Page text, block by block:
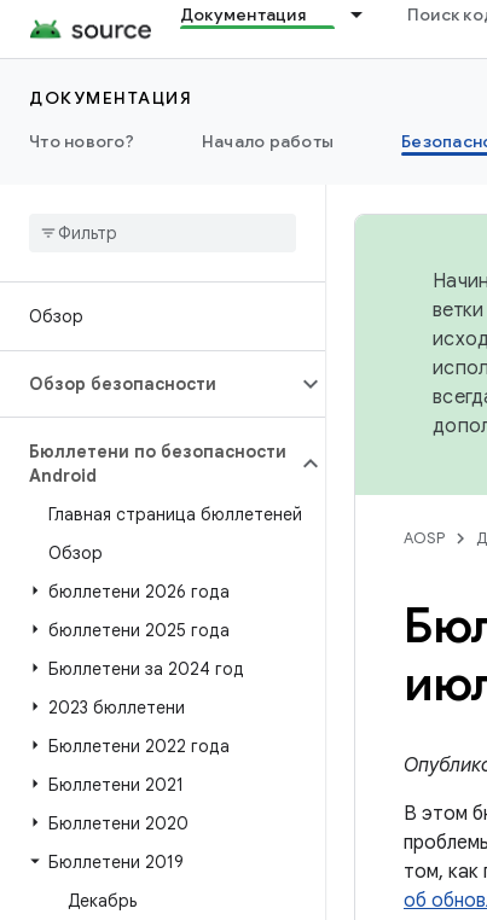
Документация Поиск
ДОКУМЕНТАЦИЯ
Что нового?
Начало работы
Обзор
Обзор безопасности
Бюллетени по безопасности
Android
Главная страница бюллетеней
Обзор
бюллетени 2026 года
бюллетени 2025 года
Бюллетени за 2024 год
2023 бюллетени
Бюллетени 2022 года
Бюллетени 2021
Бюллетени 2020
Бюллетени 2019
Декабрь
AOSP
В этом
том, как
об